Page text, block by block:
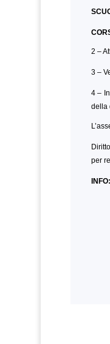
2 –
3 –
4 –
della
per
INFO: